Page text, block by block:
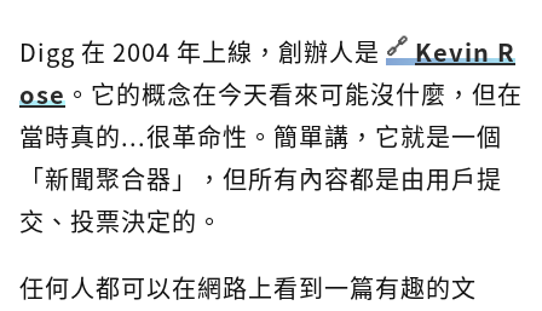
Digg 在 2004 年上線，創辦人是
Kevin R
ose 。它的概念在今天看來可能沒什麼，但在
當時真的...很革命性。簡單講，它就是一個
「新聞聚合器」，但所有內容都是由用戶提
交、投票決定的。
任何人都可以在網路上看到一篇有趣的文